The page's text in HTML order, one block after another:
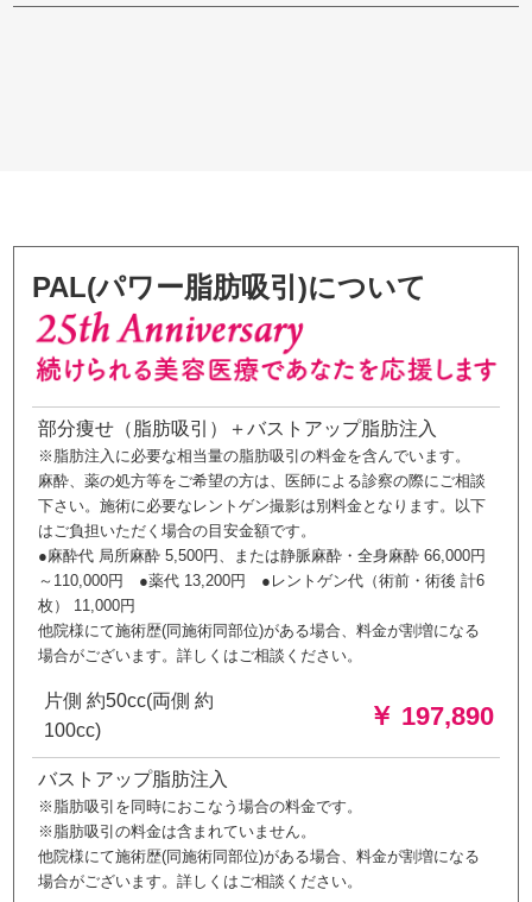
PAL(パワー脂肪吸引)について
部分痩せ（脂肪吸引）＋バストアップ脂肪注入
※脂肪注入に必要な相当量の脂肪吸引の料金を含んでいます。
麻酔、薬の処方等をご希望の方は、医師による診察の際にご相談
下さい。施術に必要なレントゲン撮影は別料金となります。以下
はご負担いただく場合の目安金額です。
●麻酔代 局所麻酔 5,500円、または静脈麻酔・全身麻酔 66,000円
～110,000円 ●薬代 13,200円 ●レントゲン代（術前・術後 計6
枚） 11,000円
他院様にて施術歴(同施術同部位)がある場合、料金が割増になる
場合がございます。詳しくはご相談ください。
片側 約50cc(両側 約
100cc)
￥ 197,890
バストアップ脂肪注入
※脂肪吸引を同時におこなう場合の料金です。
※脂肪吸引の料金は含まれていません。
他院様にて施術歴(同施術同部位)がある場合、料金が割増になる
場合がございます。詳しくはご相談ください。